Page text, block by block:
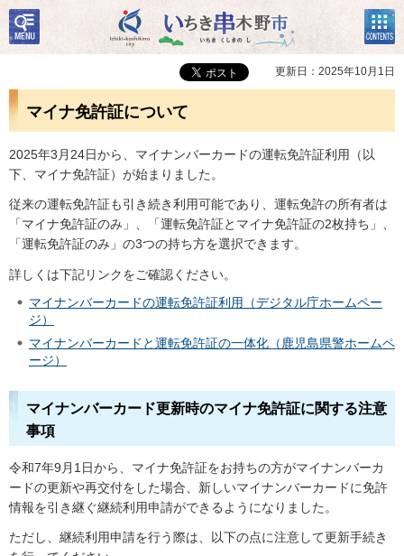
いちき串木野市
検
索・
共通
コン
テン
ツメ
ニュ
更新日：2025年10月1日
マイナ免許証について
2025年3月24日から、マイナンバーカードの運転免許証利用（以
下、マイナ免許証）が始まりました。
従来の運転免許証も引き続き利用可能であり、運転免許の所有者は
「マイナ免許証のみ」、「運転免許証とマイナ免許証の2枚持ち」、
「運転免許証のみ」の3つの持ち方を選択できます。
詳しくは下記リンクをご確認ください。
マイナンバーカードの運転免許証利用（デジタル庁ホームペー
ジ）
マイナンバーカードと運転免許証の一体化（鹿児島県警ホームペ
ージ）
マイナンバーカード更新時のマイナ免許証に関する注意
事項
令和7年9月1日から、マイナ免許証をお持ちの方がマイナンバーカ
ードの更新や再交付をした場合、新しいマイナンバーカードに免許
情報を引き継ぐ継続利用申請ができるようになりました。
ただし、継続利用申請を行う際は、以下の点に注意して更新手続き